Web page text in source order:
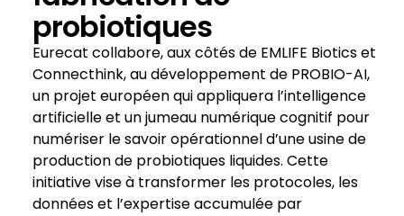
probiotiques
Eurecat collabore, aux côtés de EMLIFE Biotics et
Connecthink, au développement de PROBIO-AI,
un projet européen qui appliquera l’intelligence
artificielle et un jumeau numérique cognitif pour
numériser le savoir opérationnel d’une usine de
production de probiotiques liquides. Cette
initiative vise à transformer les protocoles, les
données et l’expertise accumulée par